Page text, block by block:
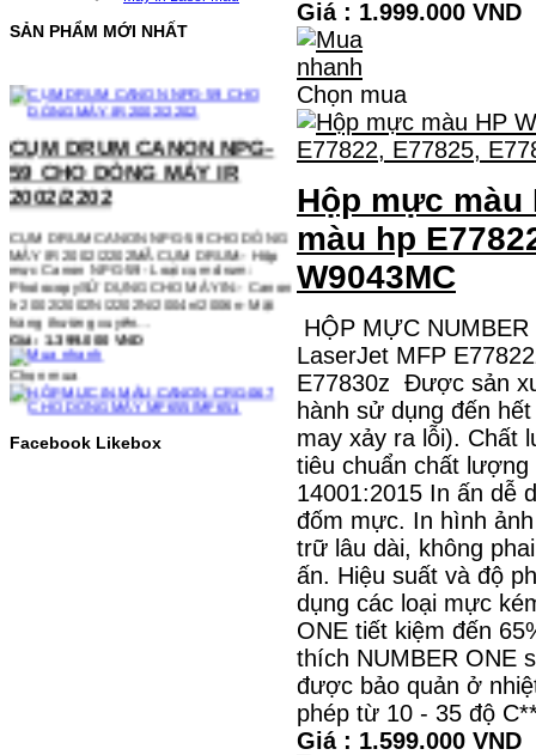
SẢN PHẨM MỚI NHẤT
CỤM DRUM CANON NPG-
59 CHO DÒNG MÁY IR
2002/2202
CỤM DRUM CANON NPG-59 CHO DÒNG
mực Canon NPG-59- Loại cụm drum:
PhotocopySỬ DỤNG CHO MÁY IN:- Canon
Ir 2002/2002N/2202N/2004n/2006n- Mặt
hàng thường xuyên…
Giá : 1.399.000 VND
Chọn mua
HỘP MỰC IN MÀU CANON
CRG-067 CHO DÒNG MÁY
Facebook Likebox
Giá : 1.999.000 VND
Chọn mua
Hộp mực màu
màu hp
W9043MC
HỘP MỰC
LaserJet MFP
E77830z Được sản
hành sử dụng đến
may xảy ra lỗi). Chất
tiêu chuẩn chất
14001:2015 In ấn dễ
đốm mực. In hình
trữ lâu dài, không
ấn. Hiệu suất và độ
dụng các loại mực
ONE tiết kiệm đến
thích NUMBER ONE
được bảo quản ở
phép từ 10 - 35 độ
Giá : 1.599.000 VND